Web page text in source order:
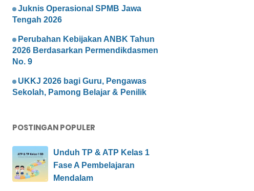
Juknis Operasional SPMB Jawa
Tengah 2026
Perubahan Kebijakan ANBK Tahun
2026 Berdasarkan Permendikdasmen
No. 9
UKKJ 2026 bagi Guru, Pengawas
Sekolah, Pamong Belajar & Penilik
POSTINGAN POPULER
Unduh TP & ATP Kelas 1
Fase A Pembelajaran
Mendalam